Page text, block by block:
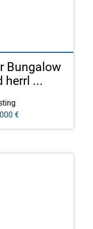
Bungalow
herrl ...
€